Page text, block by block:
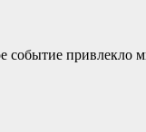
событие привлекло